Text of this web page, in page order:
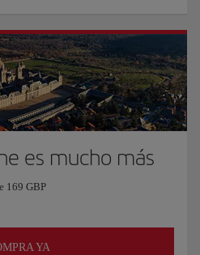
es mucho más
169 GBP
YA